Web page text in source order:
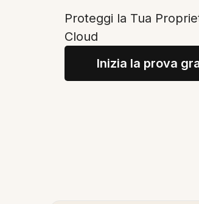
Proteggi la Tua
Cloud
Inizia la prova